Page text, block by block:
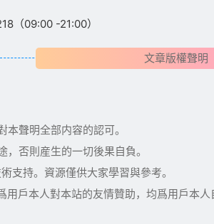
（09:00 -21:00）
文章版權聲明
聲明全部内容的認可。
否則産生的一切後果自負。
支持。資源僅供大家學習與參考。
戶本人對本站的友情贊助，均爲用戶本